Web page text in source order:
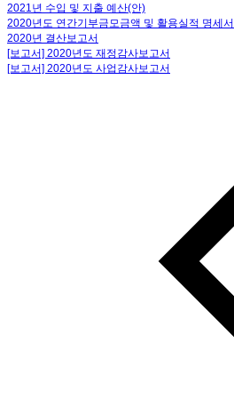
2021년 수입 및 지출 예산(안)
2020년도 연간기부금모금액 및 활용실적 명세서
2020년 결산보고서
[보고서] 2020년도 재정감사보고서
[보고서] 2020년도 사업감사보고서